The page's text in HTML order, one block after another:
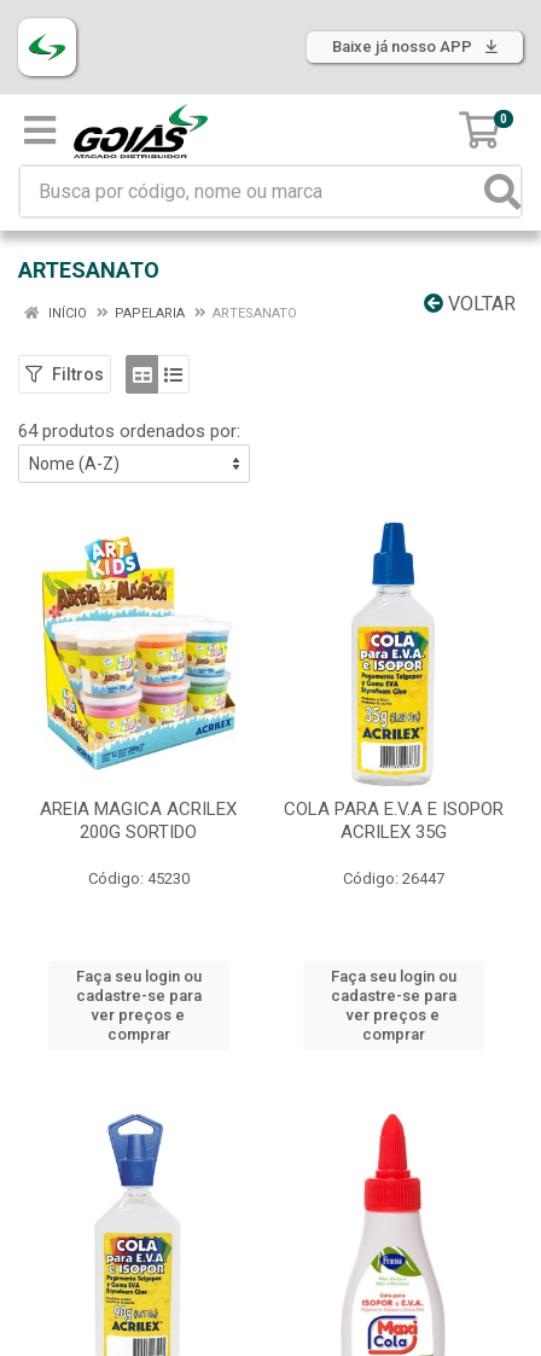
Baixe já nosso APP
0
ARTESANATO
VOLTAR
INÍCIO PAPELARIA ARTESANATO
Filtros
64 produtos ordenados por:
AREIA MAGICA ACRILEX
200G SORTIDO
Código: 45230
Faça seu login ou
cadastre-se para
ver preços e
comprar
COLA PARA E.V.A E ISOPOR
ACRILEX 35G
Código: 26447
Faça seu login ou
cadastre-se para
ver preços e
comprar